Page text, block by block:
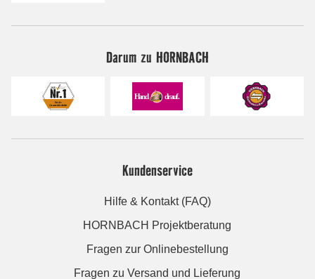
Darum zu HORNBACH
Kundenservice
Hilfe & Kontakt (FAQ)
HORNBACH Projektberatung
Fragen zur Onlinebestellung
Fragen zu Versand und Lieferung